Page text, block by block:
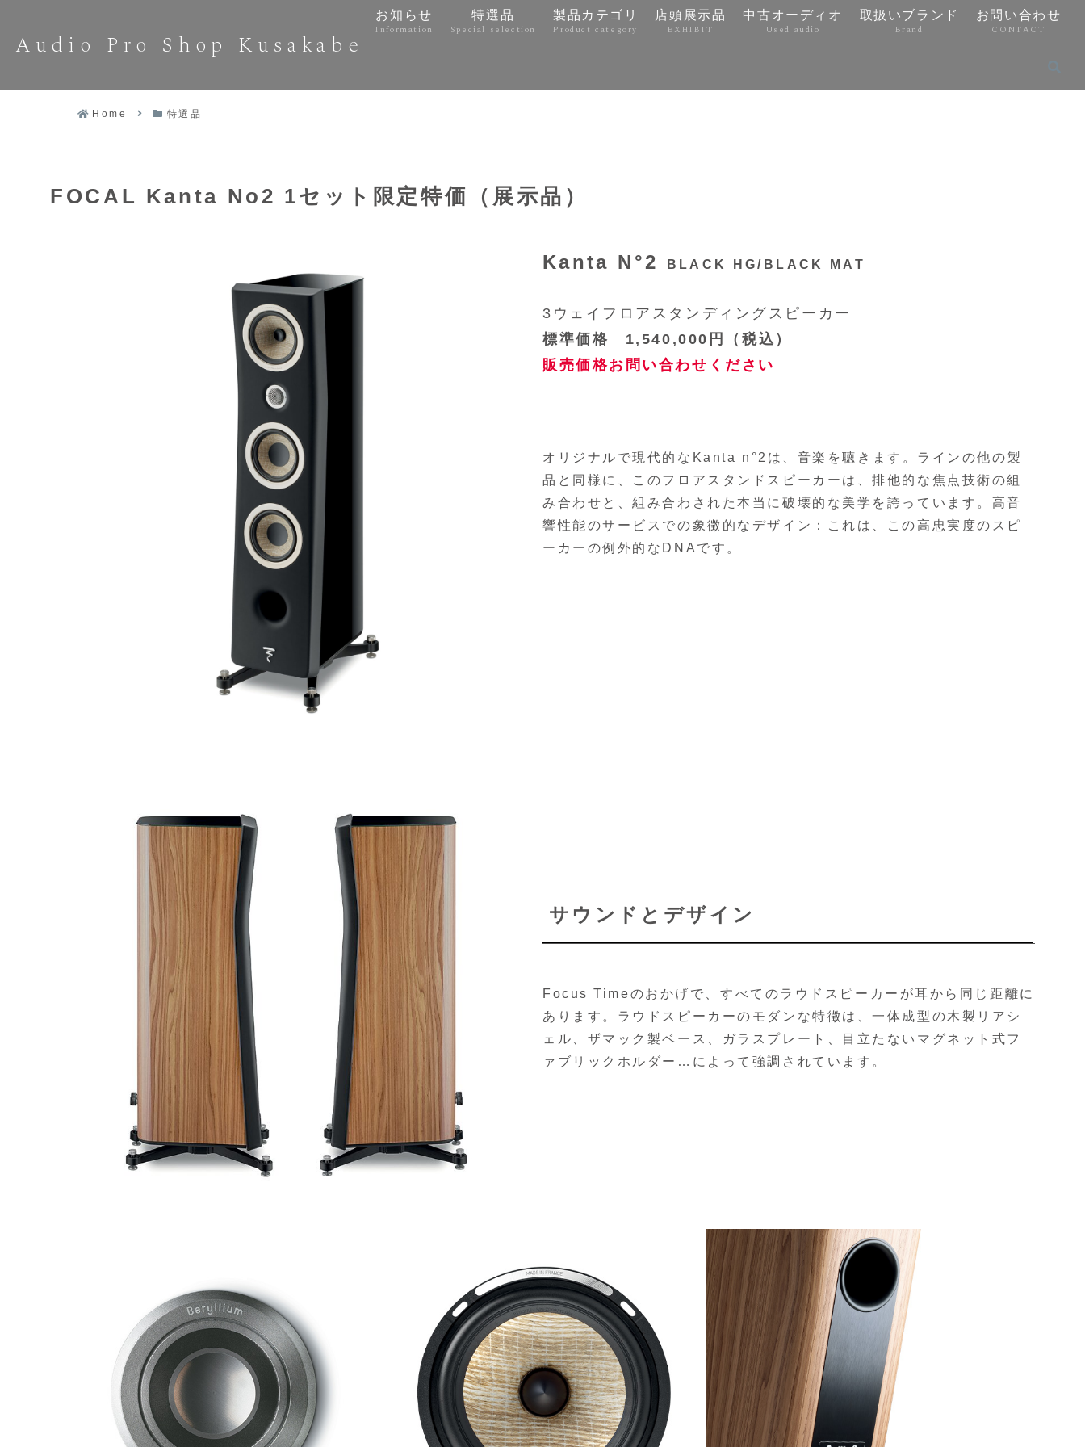
Audio Pro Shop Kusakabe
お知らせ
Information
特選品
Special selection
製品カテゴリ
Product category
店頭展示品
EXHIBIT
中古オーディオ
Used audio
取扱いブランド
Brand
お問い合わせ
CONTACT
Home 特選品
FOCAL Kanta No2 1セット限定特価（展示品）
Kanta N°2 BLACK HG/BLACK MAT
3ウェイフロアスタンディングスピーカー
標準価格 1,540,000円（税込）
販売価格お問い合わせください
オリジナルで現代的なKanta n°2は、音楽を聴きます。ラインの他の製
品と同様に、このフロアスタンドスピーカーは、排他的な焦点技術の組
み合わせと、組み合わされた本当に破壊的な美学を誇っています。高音
響性能のサービスでの象徴的なデザイン：これは、この高忠実度のスピ
ーカーの例外的なDNAです。
サウンドとデザイン
Focus Timeのおかげで、すべてのラウドスピーカーが耳から同じ距離に
あります。ラウドスピーカーのモダンな特徴は、一体成型の木製リアシ
ェル、ザマック製ベース、ガラスプレート、目立たないマグネット式フ
ァブリックホルダー…によって強調されています。